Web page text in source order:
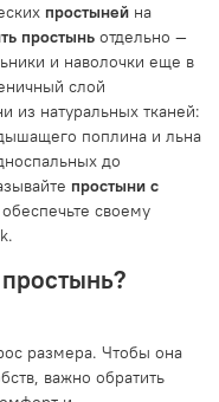
простыней на
простынь отдельно —
и наволочки еще в
слой
из натуральных тканей:
поплина и льна
до
простыни с
своему
размера. Чтобы она
важно обратить